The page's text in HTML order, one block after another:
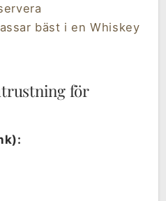
bäst i en Whiskey
för